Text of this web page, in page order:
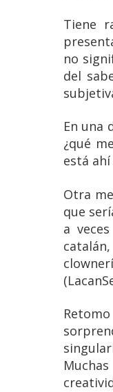
Tiene
no
del
En una
¿qué
está
Otra
que
a